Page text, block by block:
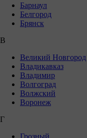
Барнаул
Белгород
Брянск
В
Великий Новгород
Владикавказ
Владимир
Волгоград
Волжский
Воронеж
Г
Грозный